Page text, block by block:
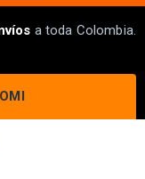
a toda Colombia.